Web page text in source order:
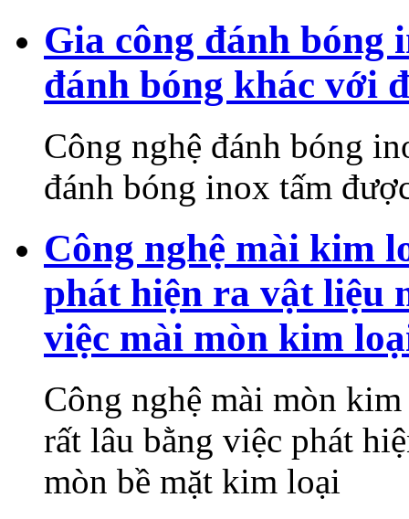
Gia công đánh bóng
đánh bóng khác với
Công nghệ đánh bóng
đánh bóng inox tấm
Công nghệ mài kim
phát hiện ra vật liệu
việc mài mòn kim
Công nghệ mài mòn
rất lâu bằng việc phát
mòn bề mặt kim loại